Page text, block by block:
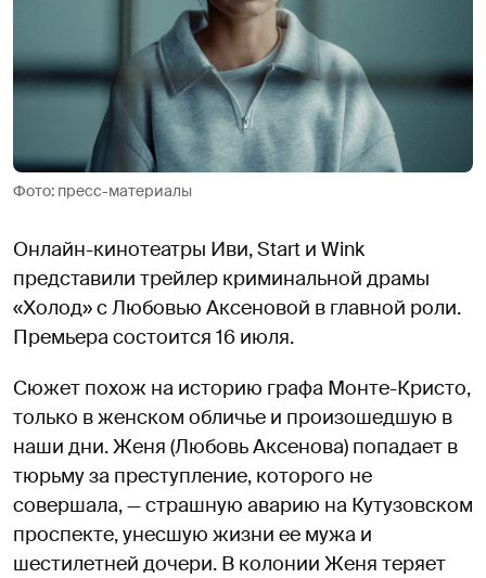
Фото: пресс-материалы
Онлайн-кинотеатры Иви, Start и Wink
представили трейлер криминальной драмы
«Холод» с Любовью Аксеновой в главной роли.
Премьера состоится 16 июля.
Сюжет похож на историю графа Монте-Кристо,
только в женском обличье и произошедшую в
наши дни. Женя (Любовь Аксенова) попадает в
тюрьму за преступление, которого не
совершала, — страшную аварию на Кутузовском
проспекте, унесшую жизни ее мужа и
шестилетней дочери. В колонии Женя теряет